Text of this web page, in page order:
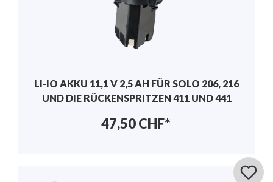
LI-IO AKKU 11,1 V 2,5 AH FÜR SOLO 206, 216
UND DIE RÜCKENSPRITZEN 411 UND 441
47,50 CHF*